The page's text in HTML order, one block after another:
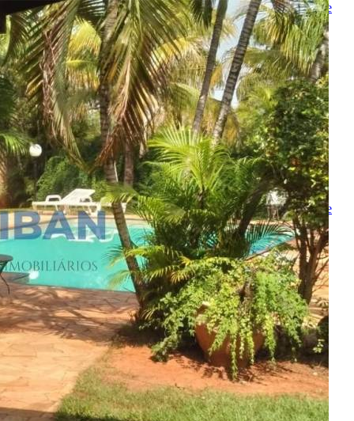
Ao ENVIAR você concorda com osTermos de UsoePolítica de
Privacidade
enviar mensagem
OU
converse pelowhatsapp
Ligamos para você
Nome
Telefone
Melhor horário para ligar
Ao ENVIAR você concorda com osTermos de UsoePolítica de
Privacidade
Indique este imóvel
Seu Nome
Nome do amigo
Seu e-mail
E-mail do amigo
Mensagem